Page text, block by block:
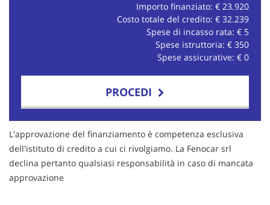
Importo finanziato: € 23.920
Costo totale del credito: € 32.239
Spese di incasso rata: € 5
Spese istruttoria: € 350
Spese assicurative: € 0
PROCEDI
Contattaci
L'approvazione del finanziamento è competenza esclusiva
dell'istituto di credito a cui ci rivolgiamo. La Fenocar srl
declina pertanto qualsiasi responsabilità in caso di mancata
approvazione